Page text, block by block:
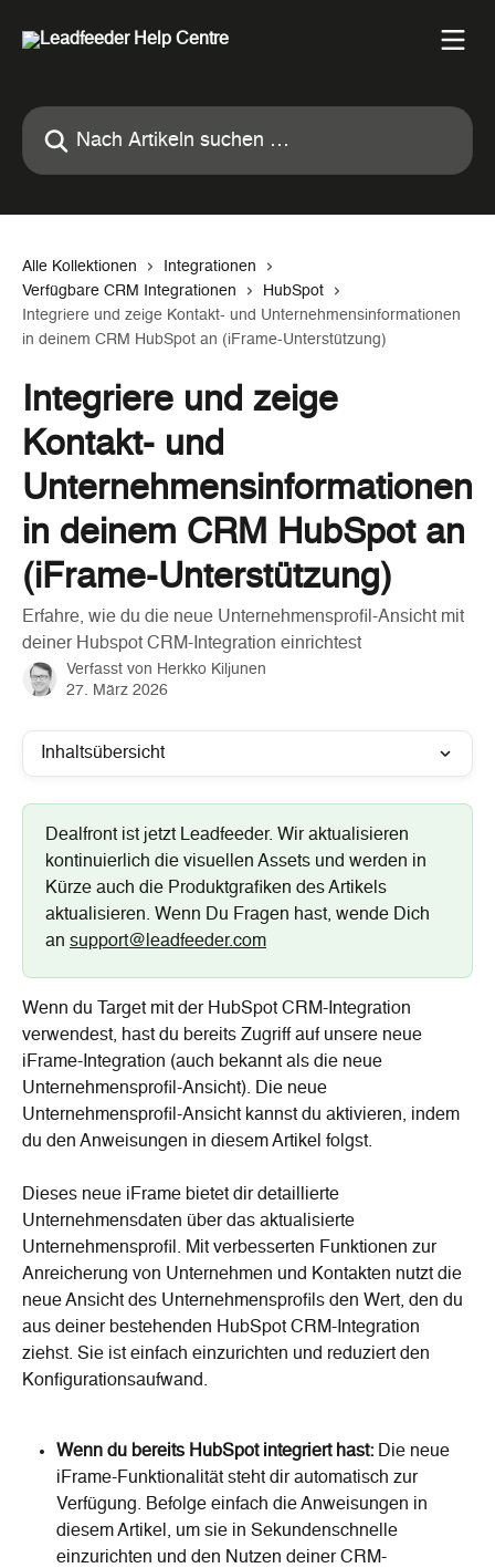
Nach Artikeln suchen …
Alle Kollektionen
Integrationen
Verfügbare CRM Integrationen
HubSpot
Integriere und zeige Kontakt- und Unternehmensinformationen
in deinem CRM HubSpot an (iFrame-Unterstützung)
Integriere und zeige
Kontakt- und
Unternehmensinformationen
in deinem CRM HubSpot an
(iFrame-Unterstützung)
Erfahre, wie du die neue Unternehmensprofil-Ansicht mit
deiner Hubspot CRM-Integration einrichtest
Verfasst von Herkko Kiljunen
27. März 2026
Inhaltsübersicht
Dealfront ist jetzt Leadfeeder. Wir aktualisieren
kontinuierlich die visuellen Assets und werden in
Kürze auch die Produktgrafiken des Artikels
aktualisieren. Wenn Du Fragen hast, wende Dich
an support@leadfeeder.com
Wenn du Target mit der HubSpot CRM-Integration
verwendest, hast du bereits Zugriff auf unsere neue
iFrame-Integration (auch bekannt als die neue
Unternehmensprofil-Ansicht). Die neue
Unternehmensprofil-Ansicht kannst du aktivieren, indem
du den Anweisungen in diesem Artikel folgst.
Dieses neue iFrame bietet dir detaillierte
Unternehmensdaten über das aktualisierte
Unternehmensprofil. Mit verbesserten Funktionen zur
Anreicherung von Unternehmen und Kontakten nutzt die
neue Ansicht des Unternehmensprofils den Wert, den du
aus deiner bestehenden HubSpot CRM-Integration
ziehst. Sie ist einfach einzurichten und reduziert den
Konfigurationsaufwand.
Wenn du bereits HubSpot integriert hast: Die neue
iFrame-Funktionalität steht dir automatisch zur
Verfügung. Befolge einfach die Anweisungen in
diesem Artikel, um sie in Sekundenschnelle
einzurichten und den Nutzen deiner CRM-